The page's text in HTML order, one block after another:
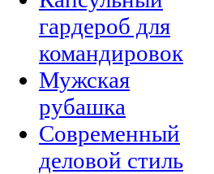
гардероб для
командировок
Мужская
рубашка
Современный
деловой стиль